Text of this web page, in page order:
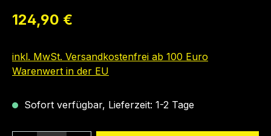
Regulärer Preis:
124,90 €
inkl. MwSt. Versandkostenfrei ab 100 Euro
Warenwert in der EU
Sofort verfügbar, Lieferzeit: 1-2 Tage